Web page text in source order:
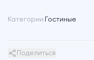
Категории: Гостиные
Поделиться